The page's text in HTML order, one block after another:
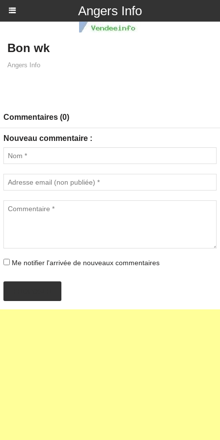
Angers Info
Bon wk
Angers Info
Commentaires (0)
Nouveau commentaire :
Me notifier l'arrivée de nouveaux commentaires